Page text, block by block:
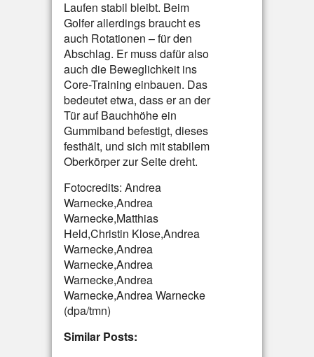
Laufen stabil bleibt. Beim
Golfer allerdings braucht es
auch Rotationen – für den
Abschlag. Er muss dafür also
auch die Beweglichkeit ins
Core-Training einbauen. Das
bedeutet etwa, dass er an der
Tür auf Bauchhöhe ein
Gummiband befestigt, dieses
festhält, und sich mit stabilem
Oberkörper zur Seite dreht.
Fotocredits: Andrea
Warnecke,Andrea
Warnecke,Matthias
Held,Christin Klose,Andrea
Warnecke,Andrea
Warnecke,Andrea
Warnecke,Andrea
Warnecke,Andrea Warnecke
(dpa/tmn)
Similar Posts: